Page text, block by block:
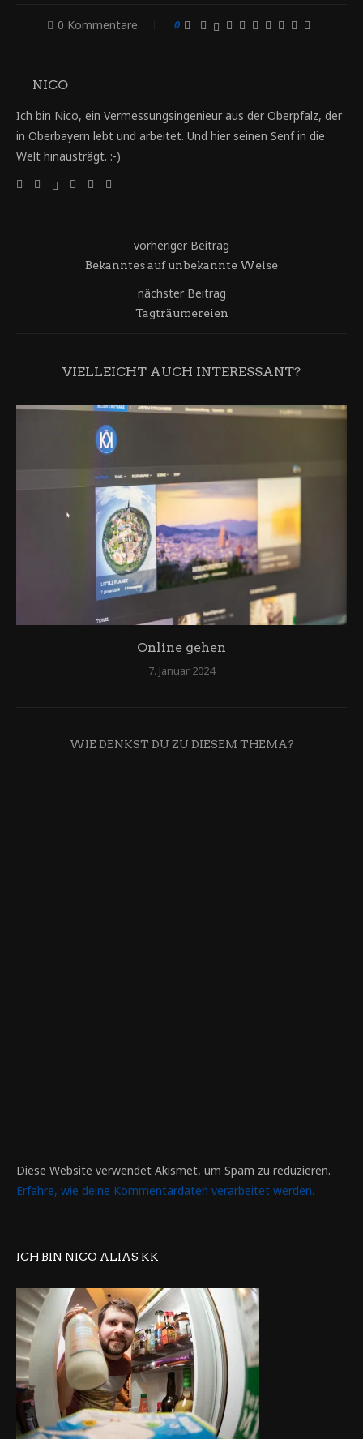
0 Kommentare 0
NICO
Ich bin Nico, ein Vermessungsingenieur aus der Oberpfalz, der
in Oberbayern lebt und arbeitet. Und hier seinen Senf in die
Welt hinausträgt. :-)
vorheriger Beitrag
Bekanntes auf unbekannte Weise
nächster Beitrag
Tagträumereien
VIELLEICHT AUCH INTERESSANT?
Online gehen
7. Januar 2024
WIE DENKST DU ZU DIESEM THEMA?
Diese Website verwendet Akismet, um Spam zu reduzieren.
Erfahre, wie deine Kommentardaten verarbeitet werden.
ICH BIN NICO ALIAS KK